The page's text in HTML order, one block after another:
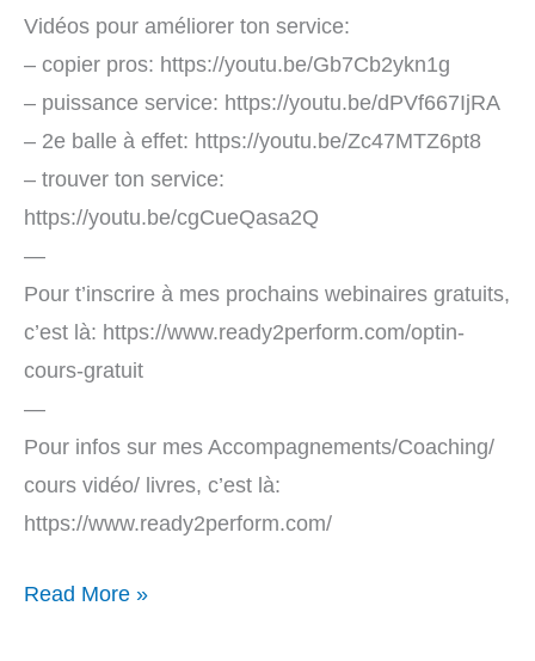
Vidéos pour améliorer ton service:
– copier pros: https://youtu.be/Gb7Cb2ykn1g
– puissance service: https://youtu.be/dPVf667IjRA
– 2e balle à effet: https://youtu.be/Zc47MTZ6pt8
– trouver ton service:
https://youtu.be/cgCueQasa2Q
—
Pour t’inscrire à mes prochains webinaires gratuits,
c’est là: https://www.ready2perform.com/optin-
cours-gratuit
—
Pour infos sur mes Accompagnements/Coaching/
cours vidéo/ livres, c’est là:
https://www.ready2perform.com/
Read More »